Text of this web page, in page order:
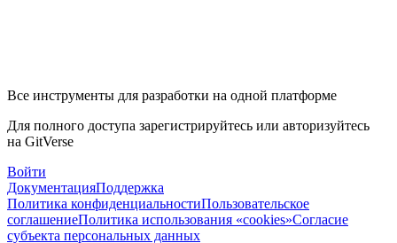
Все инструменты для разработки на одной платформе
Для полного доступа зарегистрируйтесь или авторизуйтесь
на GitVerse
Войти
ДокументацияПоддержка
Политика конфиденциальностиПользовательское
соглашениеПолитика использования «cookies»Согласие
субъекта персональных данных